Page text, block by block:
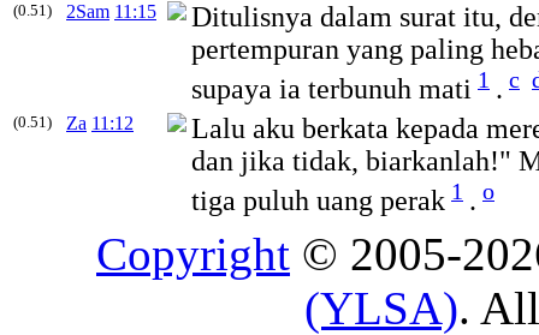
(0.51) 2Sam 11:15
Ditulisnya dalam surat itu,
pertempuran yang paling
supaya ia terbunuh mati 1 . c
(0.51) Za 11:12
Lalu aku berkata kepada
dan jika tidak, biarkanlah!"
tiga puluh uang perak 1 . o
Copyright © 2005-
(YLSA).